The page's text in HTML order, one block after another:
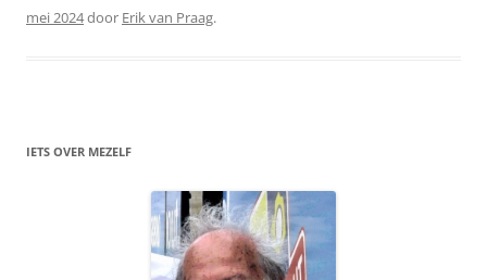
mei 2024door Erik van Praag.
IETS OVER MEZELF